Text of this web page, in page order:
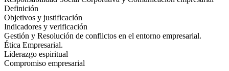
Definición
Objetivos y justificación
Indicadores y verificación
Gestión y Resolución de conflictos en el entorno empresarial.
Ética Empresarial.
Liderazgo espiritual
Compromiso empresarial